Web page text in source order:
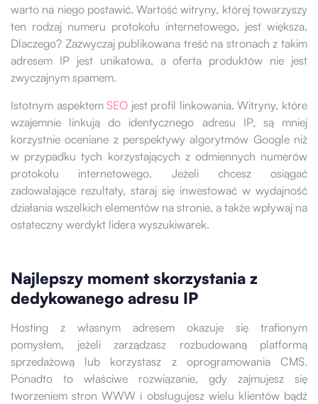
warto na niego postawić. Wartość witryny, której towarzyszy
ten rodzaj numeru protokołu internetowego, jest większa.
Dlaczego? Zazwyczaj publikowana treść na stronach z takim
adresem IP jest unikatowa, a oferta produktów nie jest
zwyczajnym spamem.
Istotnym aspektemSEO jest profil linkowania. Witryny, które
wzajemnie linkują do identycznego adresu IP, są mniej
korzystnie oceniane z perspektywy algorytmów Google niż
w przypadku tych korzystających z odmiennych numerów
protokołu internetowego. Jeżeli chcesz osiągać
zadowalające rezultaty, staraj się inwestować w wydajność
działania wszelkich elementów na stronie, a także wpływaj na
ostateczny werdykt lidera wyszukiwarek.
Najlepszy moment skorzystania z
dedykowanego adresu IP
Hosting z własnym adresem okazuje się trafionym
pomysłem, jeżeli zarządzasz rozbudowaną platformą
sprzedażową lub korzystasz z oprogramowania CMS.
Ponadto to właściwe rozwiązanie, gdy zajmujesz się
tworzeniem stron WWW i obsługujesz wielu klientów bądź